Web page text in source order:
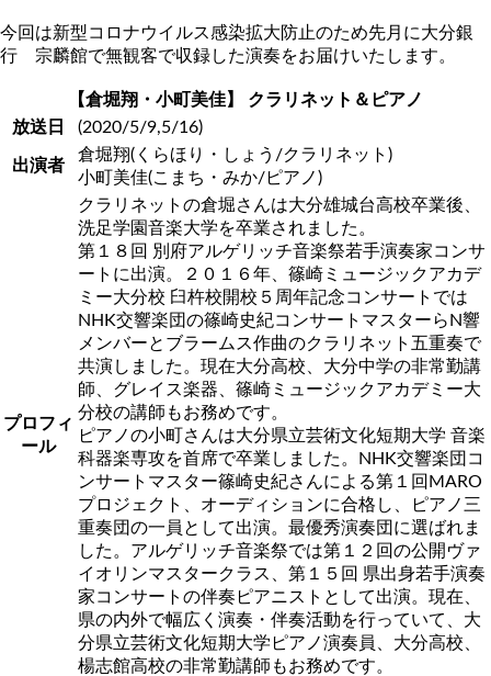
今回は新型コロナウイルス感染拡大防止のため先月に大分銀
行 宗麟館で無観客で収録した演奏をお届けいたします。
【倉堀翔・小町美佳】 クラリネット＆ピアノ
放送日
(2020/5/9,5/16)
出演者
倉堀翔(くらほり・しょう/クラリネット)
小町美佳(こまち・みか/ピアノ)
プロフィ
ール
クラリネットの倉堀さんは大分雄城台高校卒業後、
洗足学園音楽大学を卒業されました。
第１８回 別府アルゲリッチ音楽祭若手演奏家コンサ
ートに出演。２０１６年、篠崎ミュージックアカデ
ミー大分校 臼杵校開校５周年記念コンサートでは
NHK交響楽団の篠崎史紀コンサートマスターらN響
メンバーとブラームス作曲のクラリネット五重奏で
共演しました。現在大分高校、大分中学の非常勤講
師、グレイス楽器、篠崎ミュージックアカデミー大
分校の講師もお務めです。
ピアノの小町さんは大分県立芸術文化短期大学 音楽
科器楽専攻を首席で卒業しました。NHK交響楽団コ
ンサートマスター篠崎史紀さんによる第１回MARO
プロジェクト、オーディションに合格し、ピアノ三
重奏団の一員として出演。最優秀演奏団に選ばれま
した。アルゲリッチ音楽祭では第１２回の公開ヴァ
イオリンマスタークラス、第１５回 県出身若手演奏
家コンサートの伴奏ピアニストとして出演。現在、
県の内外で幅広く演奏・伴奏活動を行っていて、大
分県立芸術文化短期大学ピアノ演奏員、大分高校、
楊志館高校の非常勤講師もお務めです。